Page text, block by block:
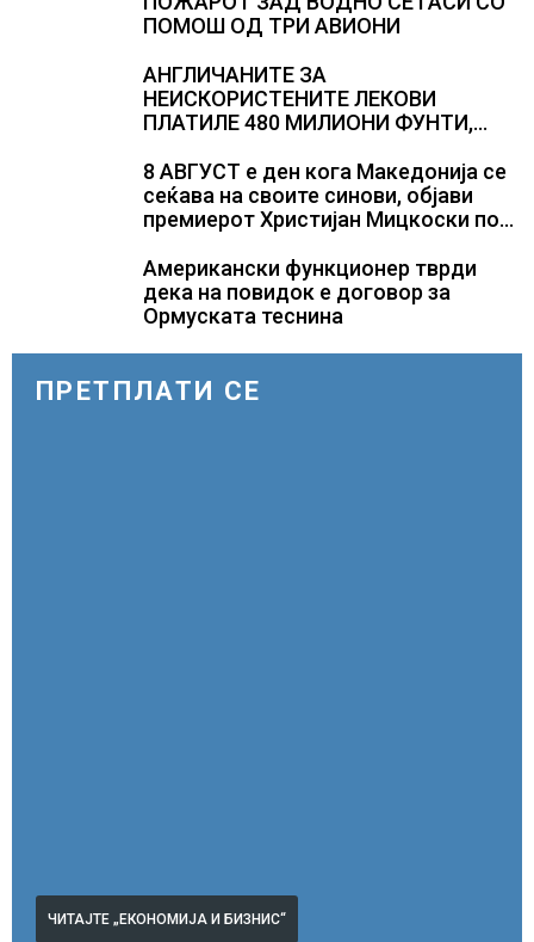
ПОМОШ ОД ТРИ АВИОНИ
АНГЛИЧАНИТЕ ЗА
НЕИСКОРИСТЕНИТЕ ЛЕКОВИ
ПЛАТИЛЕ 480 МИЛИОНИ ФУНТИ,
само лекови што навистина им се
потребни
8 АВГУСТ е ден кога Македонија се
сеќава на своите синови, објави
премиерот Христијан Мицкоски по
загинувањето на десетмината
прилепски бранители
Американски функционер тврди
дека на повидок е договор за
Ормуската теснина
ПРЕТПЛАТИ СЕ
ЧИТАЈТЕ „ЕКОНОМИЈА И БИЗНИС“